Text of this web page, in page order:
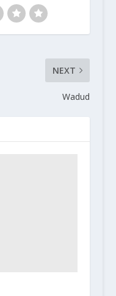
NEXT
Wadud